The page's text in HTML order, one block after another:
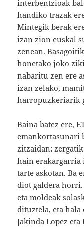
interbentzioak
handiko trazak
Mintegik berak
izan zion euskal
zenean.
honetako joko
nabaritu zen ere
izan zelako,
harropuzkeriarik
Baina batez ere,
emankortasunari
zitzaidan:
hain erakargarria
tarte askotan. Ba
diot galdera horri.
eta moldeak
dituztela, eta hala
Jakinda Lopez